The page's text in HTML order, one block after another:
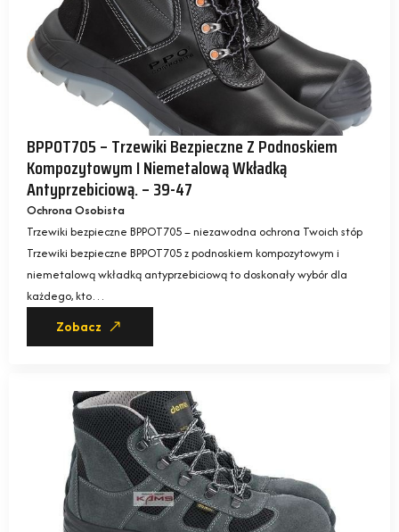
BPPOT705 – Trzewiki Bezpieczne Z Podnoskiem
Kompozytowym I Niemetalową Wkładką
Antyprzebiciową. – 39-47
Ochrona Osobista
Trzewiki bezpieczne BPPOT705 – niezawodna ochrona Twoich stóp
Trzewiki bezpieczne BPPOT705 z podnoskiem kompozytowym i
niemetalową wkładką antyprzebiciową to doskonały wybór dla
każdego, kto…
Zobacz